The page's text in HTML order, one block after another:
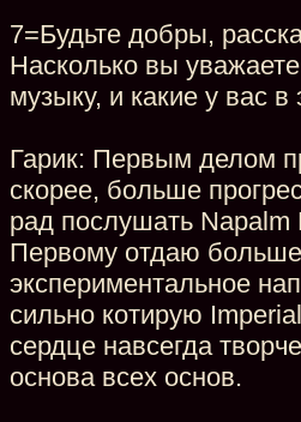
7=Будьте добры,
Насколько вы
музыку, и какие у вас
Гарик: Первым делом
скорее, больше
рад послушать Napalm
Первому отдаю
экспериментальное
сильно котирую
сердце навсегда
основа всех основ.